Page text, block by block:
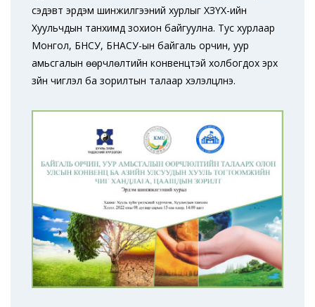
сэдэвт эрдэм шинжилгээний хурлыг ХЗҮХ-ийн
Хуульчдын танхимд зохион байгуулна. Тус хурлаар
Монгол, БНСУ, БНАСУ-ын байгаль орчин, уур
амьсгалын өөрчлөлтийн конвенцтэй холбогдох эрх
зүйн чиглэл ба зорилтын талаар хэлэлцүүлнэ.